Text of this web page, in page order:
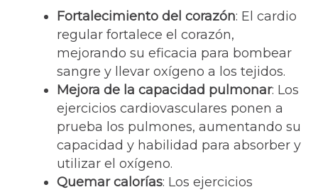
Fortalecimiento del corazón: El cardio
regular fortalece el corazón,
mejorando su eficacia para bombear
sangre y llevar oxígeno a los tejidos.
Mejora de la capacidad pulmonar: Los
ejercicios cardiovasculares ponen a
prueba los pulmones, aumentando su
capacidad y habilidad para absorber y
utilizar el oxígeno.
Quemar calorías: Los ejercicios